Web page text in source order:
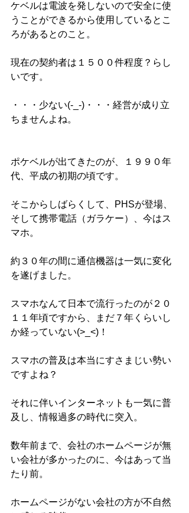
ケベルは電波を発しないので安全に使
うことができるから使用しているとこ
ろがあるとのこと。
現在の契約者は１５００件程度？らし
いです。
・・・少ない(-_-)・・・経営が成り立
ちませんよね。
ポケベルが出てきたのが、１９９０年
代、平成の初期の頃です。
そこからしばらくして、PHSが登場、
そして携帯電話（ガラケー）、今はス
マホ。
約３０年の間に通信機器は一気に変化
を遂げました。
スマホなんて日本で流行ったのが２０
１１年頃ですから、まだ７年くらいし
か経っていない(>_<)！
スマホの普及は本当にすさまじい勢い
ですよね？
それに伴いインターネットも一気に普
及し、情報過多の時代に突入。
数年前まで、会社のホームページが無
い会社が多かったのに、今はあって当
たり前。
ホームページがない会社の方が不自然